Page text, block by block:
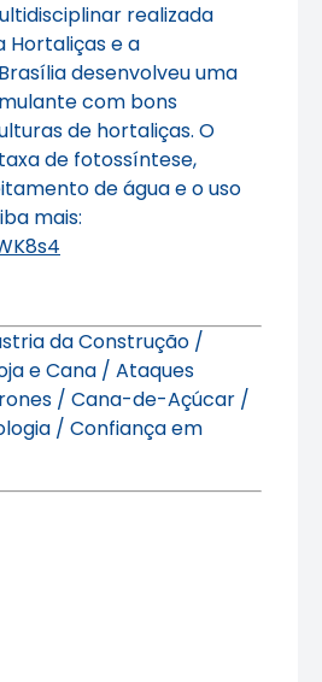
realizada
Hortaliças e a
desenvolveu uma
com bons
de hortaliças. O
de fotossíntese,
de água e o uso
mais:
da Construção /
e Cana / Ataques
/ Cana-de-Açúcar /
/ Confiança em